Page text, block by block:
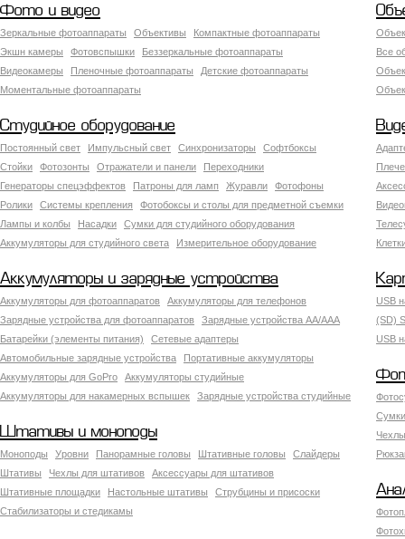
Фото и видео
Зеркальные фотоаппараты Объективы
Компактные фотоаппараты
Экшн камеры
Фотовспышки
Беззеркальные фотоаппараты
Видеокамеры
Пленочные фотоаппараты
Детские фотоаппараты
Моментальные фотоаппараты
Все
Студийное оборудование
Постоянный свет Импульсный свет Синхронизаторы
Софтбоксы
Стойки
Фотозонты Отражатели и панели
Переходники
Генераторы спецэффектов
Патроны для ламп Журавли
Фотофоны
Ролики
Системы крепления
Фотобоксы и столы для предметной съемки
Лампы и колбы
Насадки
Сумки для студийного оборудования
Аккумуляторы для студийного света
Измерительное оборудование
Аккумуляторы и зарядные устройства
Аккумуляторы для фотоаппаратов
Аккумуляторы для телефонов
Зарядные устройства для фотоаппаратов
Зарядные устройства AA/AAA
Батарейки (элементы питания)
Сетевые адаптеры
Автомобильные зарядные устройства
Портативные аккумуляторы
Аккумуляторы для GoPro
Аккумуляторы студийные
Аккумуляторы для накамерных вспышек
Зарядные устройства студийные
USB
(SD)
USB
Штативы и моноподы
Моноподы Уровни Панорамные головы Штативные головы
Слайдеры
Штативы
Чехлы для штативов
Аксессуары для штативов
Штативные площадки
Настольные штативы
Струбцины и присоски
Стабилизаторы и стедикамы